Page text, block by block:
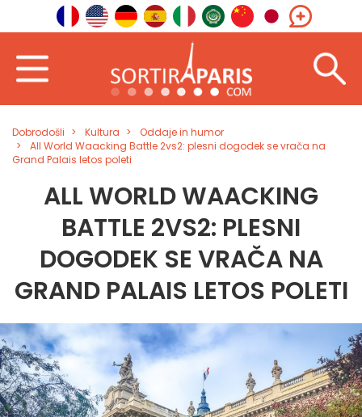
Dobrodošli Kultura
Oddaje in humor
All World Waacking Battle 2vs2: plesni dogodek se vrača na
Grand Palais letos poleti
ALL WORLD WAACKING
BATTLE 2VS2: PLESNI
DOGODEK SE VRAČA NA
GRAND PALAIS LETOS POLETI